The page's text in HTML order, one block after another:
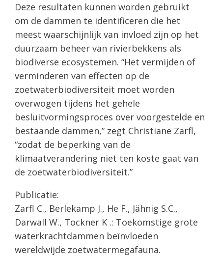
Deze resultaten kunnen worden gebruikt
om de dammen te identificeren die het
meest waarschijnlijk van invloed zijn op het
duurzaam beheer van rivierbekkens als
biodiverse ecosystemen. “Het vermijden of
verminderen van effecten op de
zoetwaterbiodiversiteit moet worden
overwogen tijdens het gehele
besluitvormingsproces over voorgestelde en
bestaande dammen,” zegt Christiane Zarfl,
“zodat de beperking van de
klimaatverandering niet ten koste gaat van
de zoetwaterbiodiversiteit.”
Publicatie:
Zarfl C., Berlekamp J., He F., Jähnig S.C.,
Darwall W., Tockner K .: Toekomstige grote
waterkrachtdammen beïnvloeden
wereldwijde zoetwatermegafauna.